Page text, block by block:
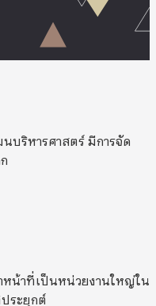
ริหารศาสตร์ มีการจัด
หน้าที่เป็นหน่วยงานใหญ่ใน
ระยุกต์